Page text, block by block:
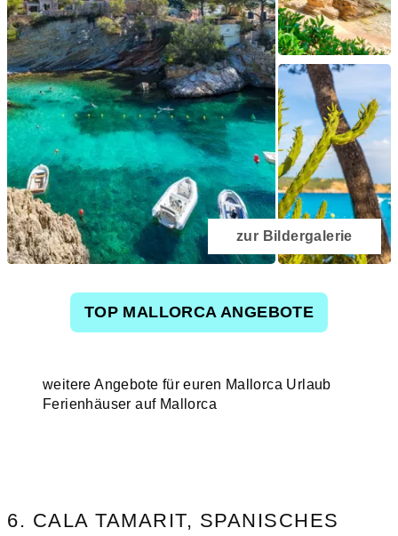
zur Bildergalerie
TOP MALLORCA ANGEBOTE
weitere Angebote für euren Mallorca Urlaub
Ferienhäuser auf Mallorca
6. CALA TAMARIT, SPANISCHES